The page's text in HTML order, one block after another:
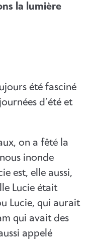
la lumière
été fasciné
d’été et
on a fêté la
inonde
est, elle aussi,
Lucie était
Lucie, qui aurait
qui avait des
appelé